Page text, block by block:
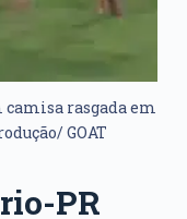
rasgada em
GOAT
PR